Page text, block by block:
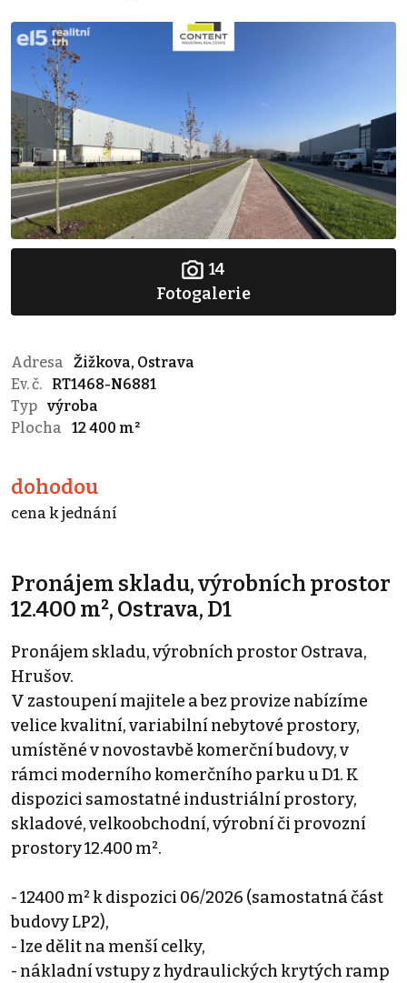
14
Fotogalerie
Adresa
Žižkova, Ostrava
Ev. č.
RT1468-N6881
Typ výroba
Plocha
12 400 m²
dohodou
cena k jednání
Pronájem skladu, výrobních prostor
12.400 m², Ostrava, D1
Pronájem skladu, výrobních prostor Ostrava,
Hrušov.
V zastoupení majitele a bez provize nabízíme
velice kvalitní, variabilní nebytové prostory,
umístěné v novostavbě komerční budovy, v
rámci moderního komerčního parku u D1. K
dispozici samostatné industriální prostory,
skladové, velkoobchodní, výrobní či provozní
prostory 12.400 m².
- 12400 m² k dispozici 06/2026 (samostatná část
budovy LP2),
- lze dělit na menší celky,
- nákladní vstupy z hydraulických krytých ramp